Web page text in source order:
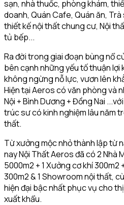
sạn, nhà thuốc, phòng khám,
doanh, Quán Cafe, Quán ăn,
thiết kế nội thất chung cư, Nội
tủ bếp...
Ra đời trong giai đoạn bùng nổ
bên cạnh những yếu tố thuận lợi
không ngừng nỗ lực, vươn lên
Hiện tại Aeros có văn phòng và
Nội + Bình Dương + Đồng Nai
trúc sư có kinh nghiệm lâu năm
thất.
Từ xưởng mộc nhỏ thành lập từ
nay Nội Thất Aeros đã có 2 Nhà
5000m2 + 1 Xưởng cơ khí 300m2
300m2 & 1 Showroom nội thất,
hiện đại bậc nhất phục vụ cho
xuất khẩu.